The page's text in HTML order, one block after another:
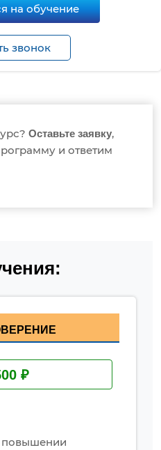
на обучение
звонок
Оставьте заявку,
и ответим
₽
повышении